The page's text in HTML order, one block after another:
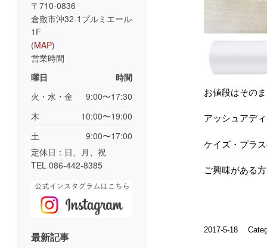
お値段はその
アッシュアデ
ケイズ・プラ
ご興味がある
2017-5-18
〒710-0836
倉敷市沖32-1プルミエール
1F
(MAP)
営業時間
曜日
時間
火・水・金
9:00〜17:30
木
10:00〜19:00
土
9:00〜17:00
定休日：日、月、祝
TEL 086-442-8385
最新記事